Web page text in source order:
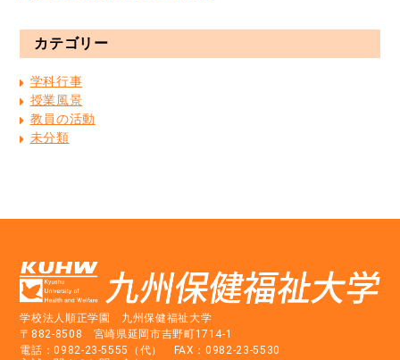
カテゴリー
学科行事
授業風景
教員の活動
未分類
学校法人順正学園 九州保健福祉大学
〒882-8508 宮崎県延岡市吉野町1714-1
電話：0982-23-5555（代） FAX：0982-23-5530